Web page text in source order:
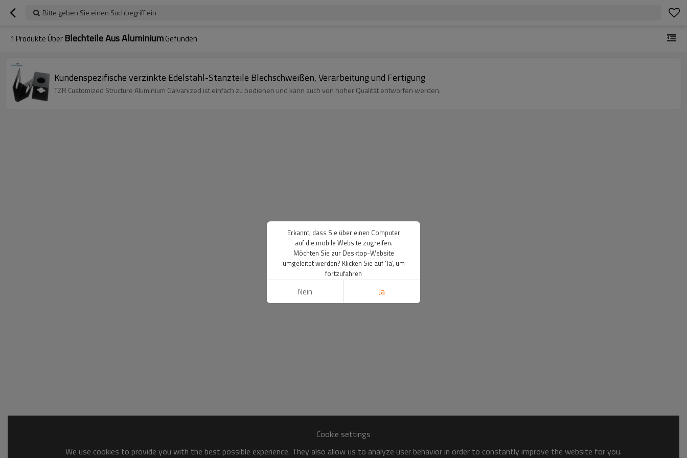
Bitte geben Sie einen Suchbegriff ein
1 Produkte ÜberBlechteile Aus AluminiumGefunden
Kundenspezifische verzinkte Edelstahl-Stanzteile Blechschweißen, Verarbeitung und Fertigung
TZR Customized Structure Aluminium Galvanized ist einfach zu bedienen und kann auch von hoher Qualität entworfen werden.
Cookie settings
We use cookies to provide you with the best possible experience. They also allow us to analyze user behavior in order to constantly improve the website for you.
Erkannt, dass Sie über einen Computer
auf die mobile Website zugreifen.
Möchten Sie zur Desktop-Website
umgeleitet werden? Klicken Sie auf 'Ja', um
fortzufahren
Nein Ja